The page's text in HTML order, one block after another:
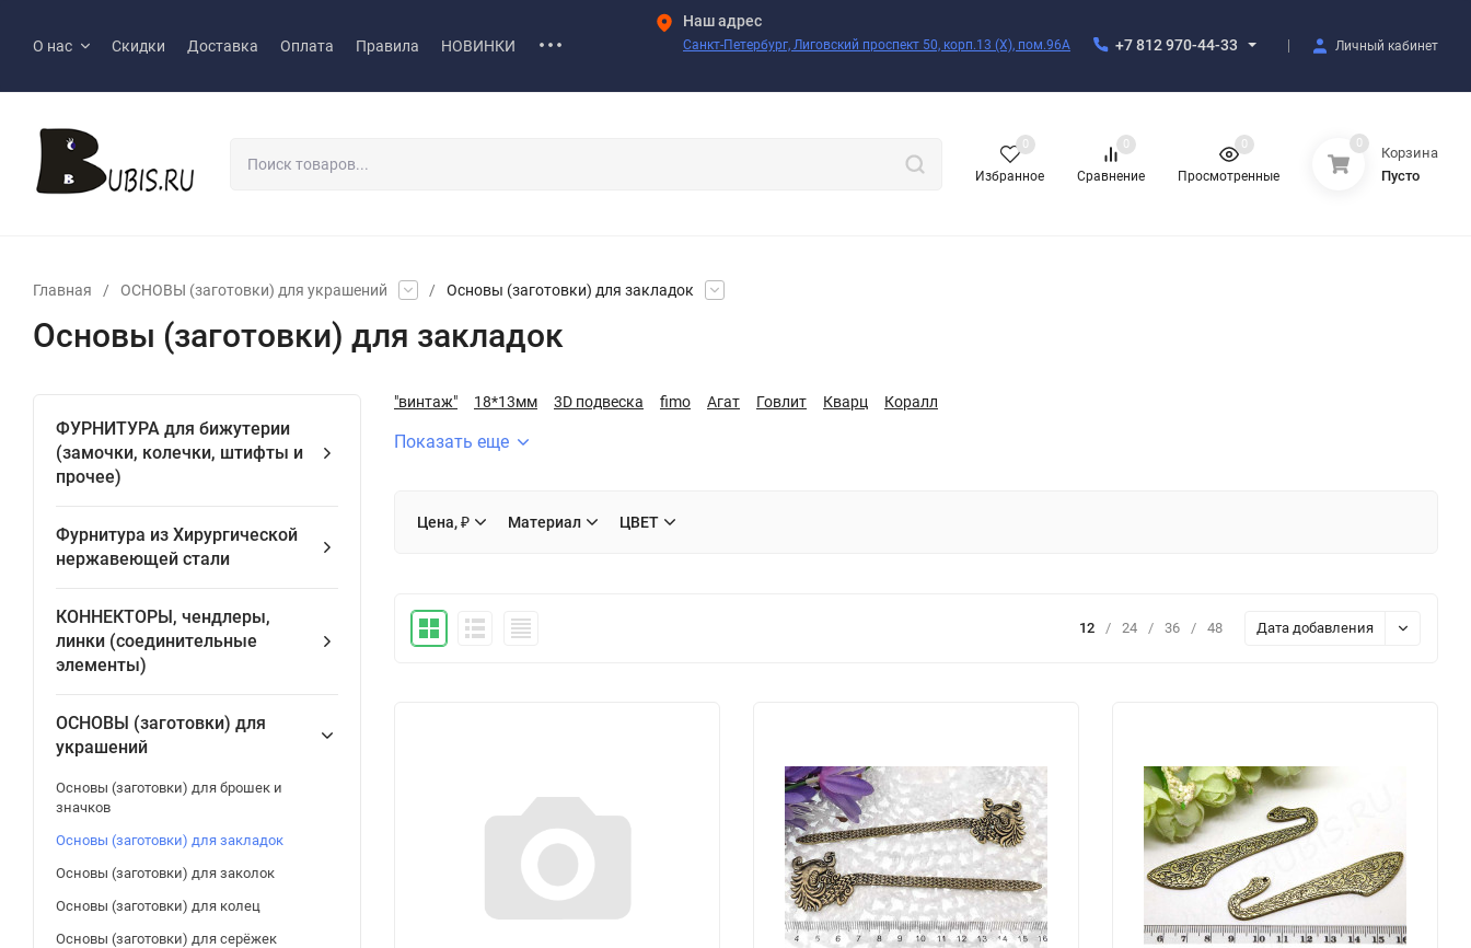
О нас Скидки Доставка Оплата Правила НОВИНКИ
Наш адрес
Санкт-Петербург, Лиговский проспект 50, корп.13 (X), пом.96А +7 812 970-44-33 Личный кабинет
Избранное
0
Сравнение
0
Просмотренные
0 0
Корзина
Пусто
Главная / ОСНОВЫ (заготовки) для украшений / Основы (заготовки) для закладок
Основы (заготовки) для закладок
ФУРНИТУРА для бижутерии
(замочки, колечки, штифты и
прочее)
Фурнитура из Хирургической
нержавеющей стали
КОННЕКТОРЫ, чендлеры,
линки (соединительные
элементы)
ОСНОВЫ (заготовки) для
украшений
Основы (заготовки) для брошек и
значков
Основы (заготовки) для закладок
Основы (заготовки) для заколок
Основы (заготовки) для колец
Основы (заготовки) для серёжек
"винтаж" 18*13мм 3D подвеска fimo Агат Говлит Кварц Коралл
Показать еще
Цена, ₽ Материал ЦВЕТ
12 / 24 / 36 / 48 Дата добавления